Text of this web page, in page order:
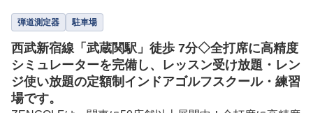
弾道測定器 駐車場
西武新宿線「武蔵関駅」徒歩 7分◇全打席に高精度
シミュレーターを完備し、レッスン受け放題・レン
ジ使い放題の定額制インドアゴルフスクール・練習
場です。